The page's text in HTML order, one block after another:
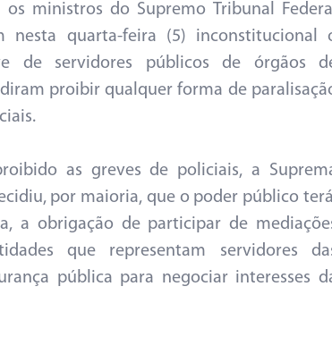
ministros do Supremo Tribunal
nesta quarta-feira (5) inconstitucional
de servidores públicos de órgãos
proibir qualquer forma de
as greves de policiais, a
por maioria, que o poder público
a obrigação de participar de
que representam servidores
pública para negociar interesses